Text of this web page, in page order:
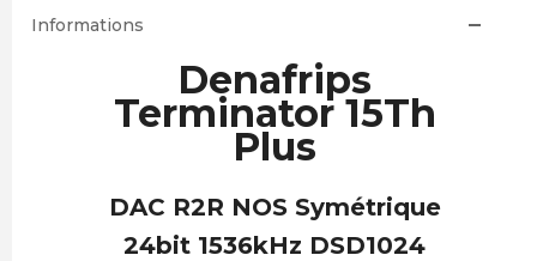
Informations
Denafrips
Terminator 15Th
Plus
DAC R2R NOS Symétrique
24bit 1536kHz DSD1024